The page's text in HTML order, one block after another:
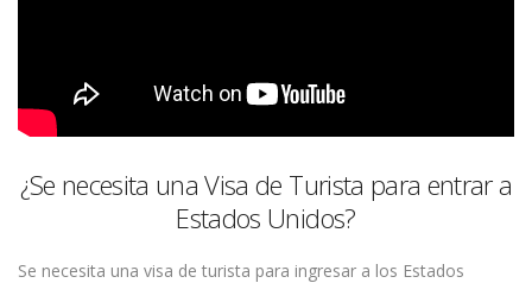
¿Se necesita una Visa de Turista para entrar a
Estados Unidos?
Se necesita una visa de turista para ingresar a los Estados